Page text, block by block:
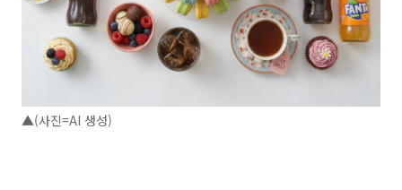
▲(사진=AI 생성)